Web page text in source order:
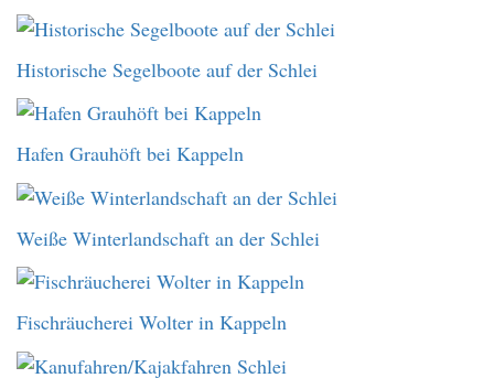
Historische Segelboote auf der Schlei
Hafen Grauhöft bei Kappeln
Weiße Winterlandschaft an der Schlei
Fischräucherei Wolter in Kappeln